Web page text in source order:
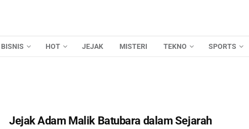
BISNIS HOT JEJAK MISTERI TEKNO SPORTS
Jejak Adam Malik Batubara dalam Sejarah